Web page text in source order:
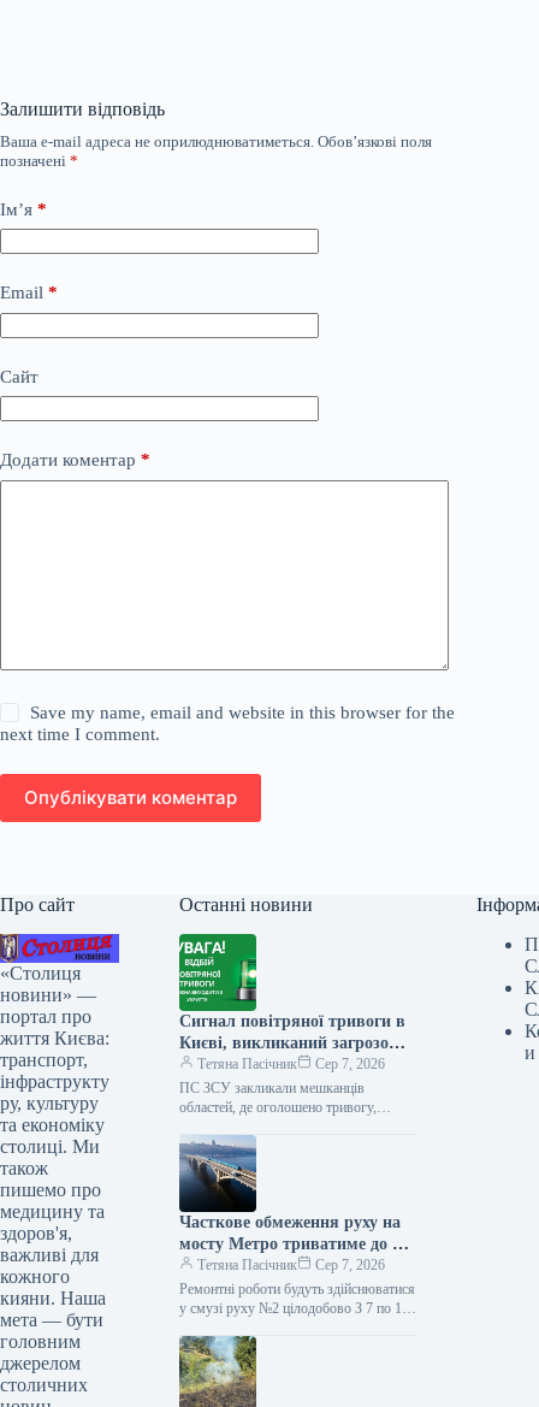
Залишити відповідь
Ваша e-mail адреса не оприлюднюватиметься. Обов’язкові поля
позначені *
Ім’я *
Email *
Сайт
Додати коментар *
Save my name, email and website in this browser for the
next time I comment.
Опублікувати коментар
Про сайт
«Столиця
новини» —
портал про
життя Києва:
транспорт,
інфраструкту
ру, культуру
та економіку
столиці. Ми
також
пишемо про
медицину та
здоров'я,
важливі для
кожного
кияни. Наша
мета — бути
головним
джерелом
столичних
Останні новини
Сигнал повітряної тривоги в
Києві, викликаний загрозою
балістичних ракет, тривав
обмежений час.
Тетяна Пасічник
Сер 7, 2026
ПС ЗСУ закликали мешканців
областей, де оголошено тривогу,
там до офіційного сигналу про
відбій…
Часткове обмеження руху на
мосту Метро триватиме до 10
серпня (візуалізація)
Тетяна Пасічник
Сер 7, 2026
Ремонтні роботи будуть здійснюватися
у смузі руху №2 цілодобово З 7 по 10
пересування мостом Метро.…
и